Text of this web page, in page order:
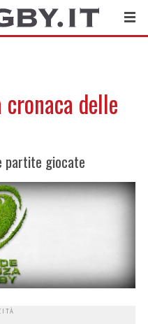
delle
partite giocate